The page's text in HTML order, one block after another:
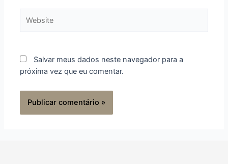
Salvar meus dados neste navegador para a
próxima vez que eu comentar.